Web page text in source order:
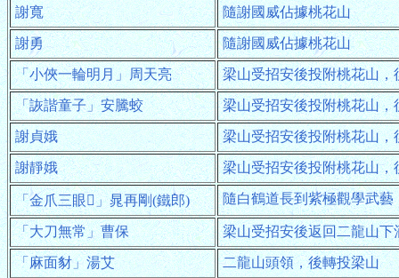
謝寬 隨謝國威佔據桃花山
謝勇 隨謝國威佔據桃花山
「小俠一輪明月」周天亮 梁山受招安後投附桃花山
「詼諧童子」安騰蛟 梁山受招安後投附桃花山
謝貞娥 梁山受招安後投附桃花山
謝靜娥 梁山受招安後投附桃花山
「金爪三眼」晁再剛(鐵郎) 隨白鶴道長到紫極觀學武
「大刀無常」曹保 梁山受招安後返回二龍山
「麻面豺」湯艾 二龍山頭領，後轉投梁山